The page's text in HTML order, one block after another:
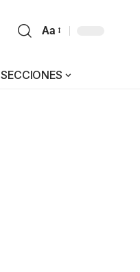
Aa
SECCIONES